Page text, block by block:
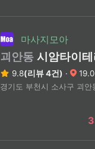
마사지모아
괴안동 시암타이
9.8(리뷰 4건) ·
경기도 부천시 소사구 괴안